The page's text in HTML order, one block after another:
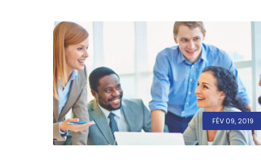
FÉV 09, 2019